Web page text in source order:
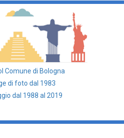
Comune di Bologna
di foto dal 1983
dal 1988 al 2019